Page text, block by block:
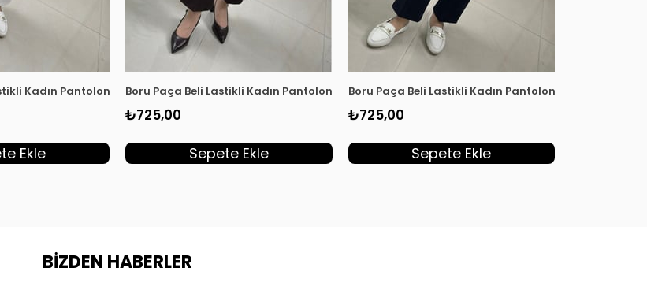
Kadın Pantolon Beyaz MLH 8083
Ekle
Boru Paça Beli Lastikli Kadın Pantolon Acı Kahve MLH 8083
₺725,00
Sepete Ekle
Boru Paça Beli Lastikli Kadın Pantolon Lacivert MLH
₺725,00
Sepete Ekle
BİZDEN HABERLER